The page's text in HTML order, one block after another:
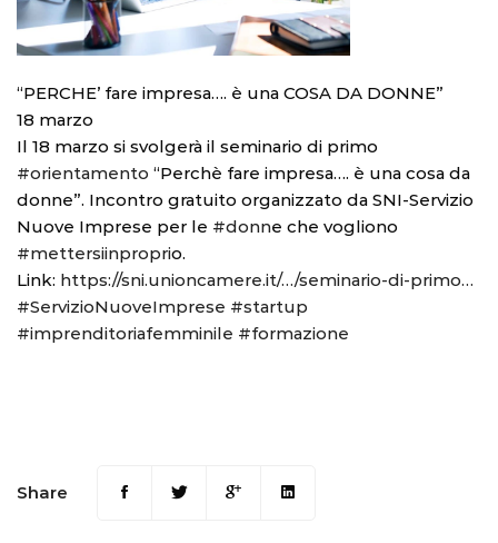
“PERCHE’ fare impresa…. è una COSA DA DONNE”
18 marzo
Il 18 marzo si svolgerà il seminario di primo
#orientamento “Perchè fare impresa…. è una cosa da
donne”. Incontro gratuito organizzato da SNI-Servizio
Nuove Imprese per le #donne che vogliono
#mettersiinproprio.
Link: https://sni.unioncamere.it/…/seminario-di-primo…
#ServizioNuoveImprese #startup
#imprenditoriafemminile #formazione
Share